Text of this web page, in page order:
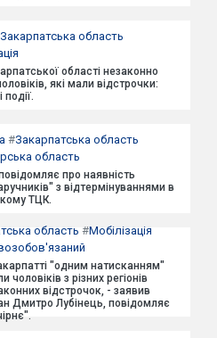
Закарпатська область
області незаконно
які мали відстрочки:
#Закарпатська область
область
про наявність
з відтермінуваннями в
ТЦК.
область #Мобілізація
"одним натисканням"
чоловіків з різних регіонів
відстрочок, - заявив
Дмитро Лубінець, повідомляє